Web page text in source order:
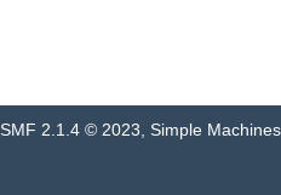
SMF 2.1.4 © 2023 Simple Machines